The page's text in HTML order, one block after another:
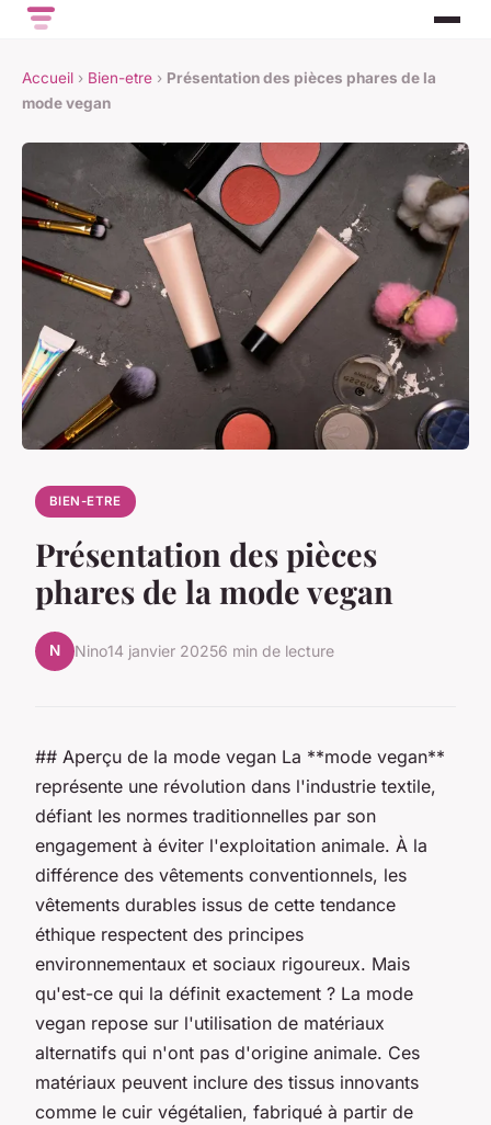
Accueil › Bien-etre › Présentation des pièces phares de la
mode vegan
BIEN-ETRE
Présentation des pièces
phares de la mode vegan
N Nino14 janvier 20256 min de lecture
## Aperçu de la mode vegan La **mode vegan**
représente une révolution dans l'industrie textile,
défiant les normes traditionnelles par son
engagement à éviter l'exploitation animale. À la
différence des vêtements conventionnels, les
vêtements durables issus de cette tendance
éthique respectent des principes
environnementaux et sociaux rigoureux. Mais
qu'est-ce qui la définit exactement ? La mode
vegan repose sur l'utilisation de matériaux
alternatifs qui n'ont pas d'origine animale. Ces
matériaux peuvent inclure des tissus innovants
comme le cuir végétalien, fabriqué à partir de